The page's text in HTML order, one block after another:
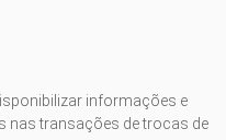
informações e
nas transações de trocas de